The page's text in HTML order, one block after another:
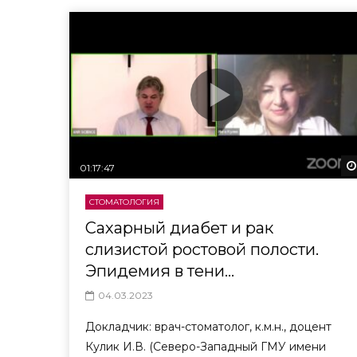
01:17:47
СТОМАТОЛОГИЯ
Сахарный диабет и рак
слизистой ростовой полости.
Эпидемия в тени…
04.03.2023
Докладчик: врач-стоматолог, к.м.н., доцент
Кулик И.В. (Северо-Западный ГМУ имени